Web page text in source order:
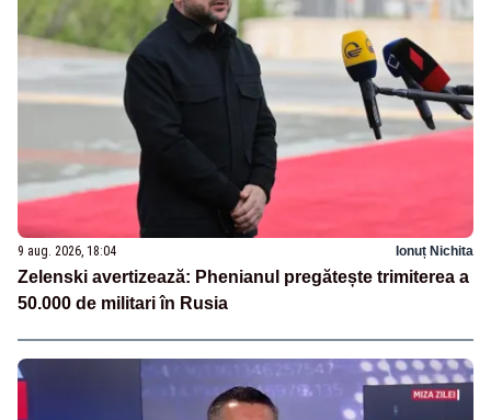
9 aug. 2026, 18:04 Ionuț Nichita
Zelenski avertizează: Phenianul pregătește trimiterea a
50.000 de militari în Rusia